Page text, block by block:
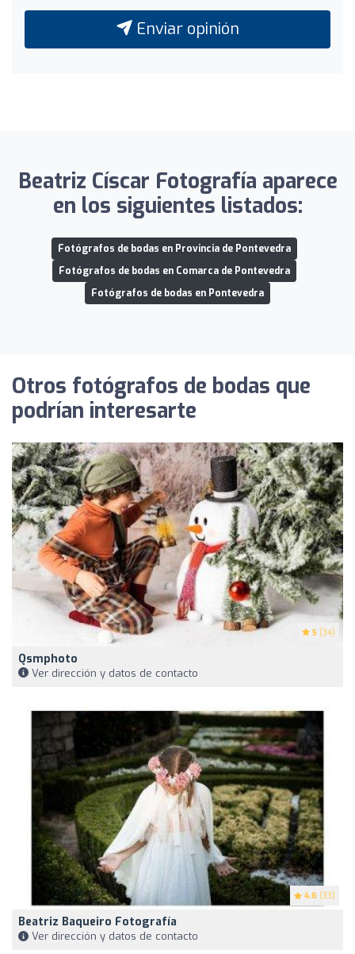
Enviar opinión
Beatriz Císcar Fotografía aparece
en los siguientes listados:
Fotógrafos de bodas en Provincia de Pontevedra
Fotógrafos de bodas en Comarca de Pontevedra
Fotógrafos de bodas en Pontevedra
Otros fotógrafos de bodas que
podrían interesarte
5 (34)
Qsmphoto
Ver dirección y datos de contacto
4.6 (33)
Beatriz Baqueiro Fotografía
Ver dirección y datos de contacto